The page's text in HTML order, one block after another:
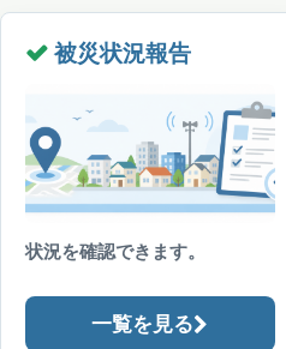
被災状況報告
状況を確認できます。
一覧を見る